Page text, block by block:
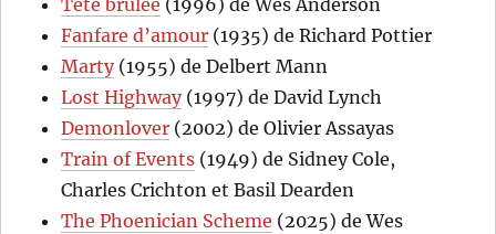
Tête brûlée (1996) de Wes Anderson
Fanfare d’amour (1935) de Richard Pottier
Marty(1955) de Delbert Mann
Lost Highway(1997) de David Lynch
Demonlover (2002) de Olivier Assayas
Train of Events (1949) de Sidney Cole,
Charles Crichton et Basil Dearden
The Phoenician Scheme (2025) de Wes